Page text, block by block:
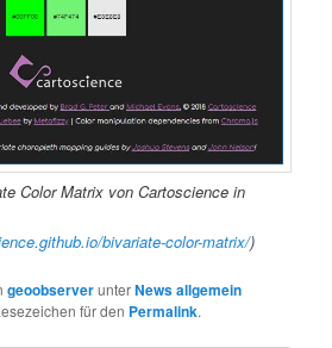
Color Matrix von Cartoscience in
bivariate-color-matrix/)
geoobserverunterNews allgemein
für den Permalink.